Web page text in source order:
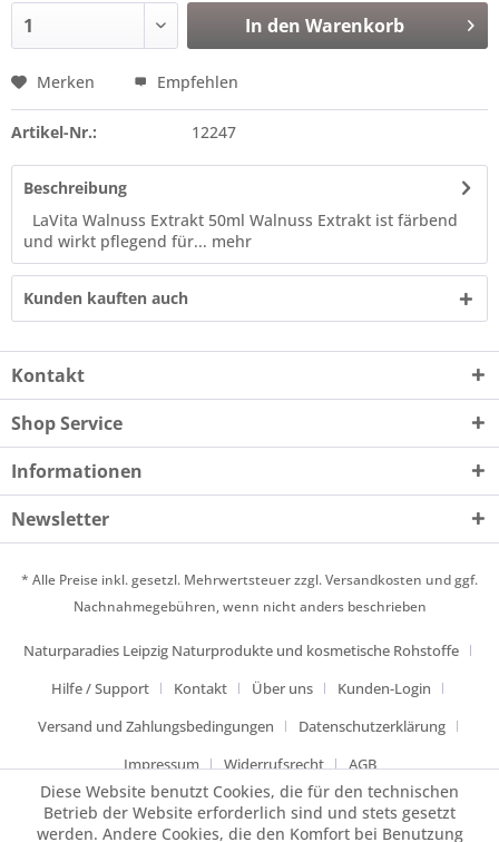
In den Warenkorb
Merken Empfehlen
Artikel-Nr.: 12247
Beschreibung
LaVita Walnuss Extrakt 50ml Walnuss Extrakt ist färbend
und wirkt pflegend für... mehr
Kunden kauften auch
Kontakt
Shop Service
Informationen
Newsletter
* Alle Preise inkl. gesetzl. Mehrwertsteuer zzgl.Versandkosten und ggf.
Nachnahmegebühren, wenn nicht anders beschrieben
Naturparadies Leipzig Naturprodukte und kosmetische Rohstoffe
Hilfe / Support
Kontakt Über uns
Kunden-Login
Versand und Zahlungsbedingungen
Datenschutzerklärung
Impressum
Widerrufsrecht AGB
Diese Website benutzt Cookies, die für den technischen
Betrieb der Website erforderlich sind und stets gesetzt
werden. Andere Cookies, die den Komfort bei Benutzung